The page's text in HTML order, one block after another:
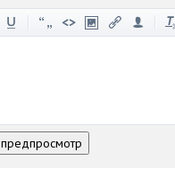
-
-
-
предпросмотр